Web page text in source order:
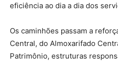
eficiência ao dia a dia dos
Os caminhões passam a
Central, do Almoxarifado
Patrimônio, estruturas